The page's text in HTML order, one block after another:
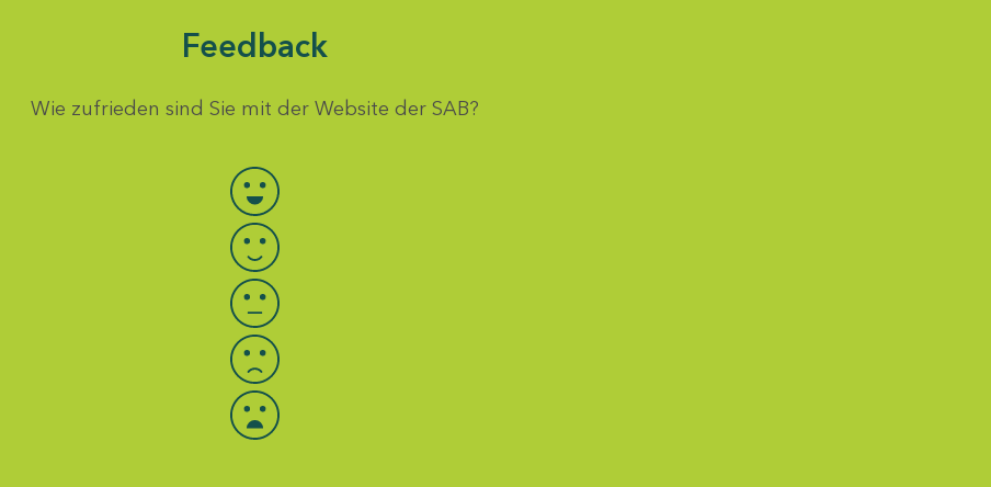
Feedback
Wie zufrieden sind Sie mit der Website der SAB?
Bewertung auswählen